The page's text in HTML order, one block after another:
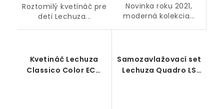
Roztomilý kvetináč pre
deti Lechuza...
Novinka roku 2021,
moderná kolekcia...
Kvetináč Lechuza
Classico Color ECO
Samozavlažovací set
Lechuza Quadro LS